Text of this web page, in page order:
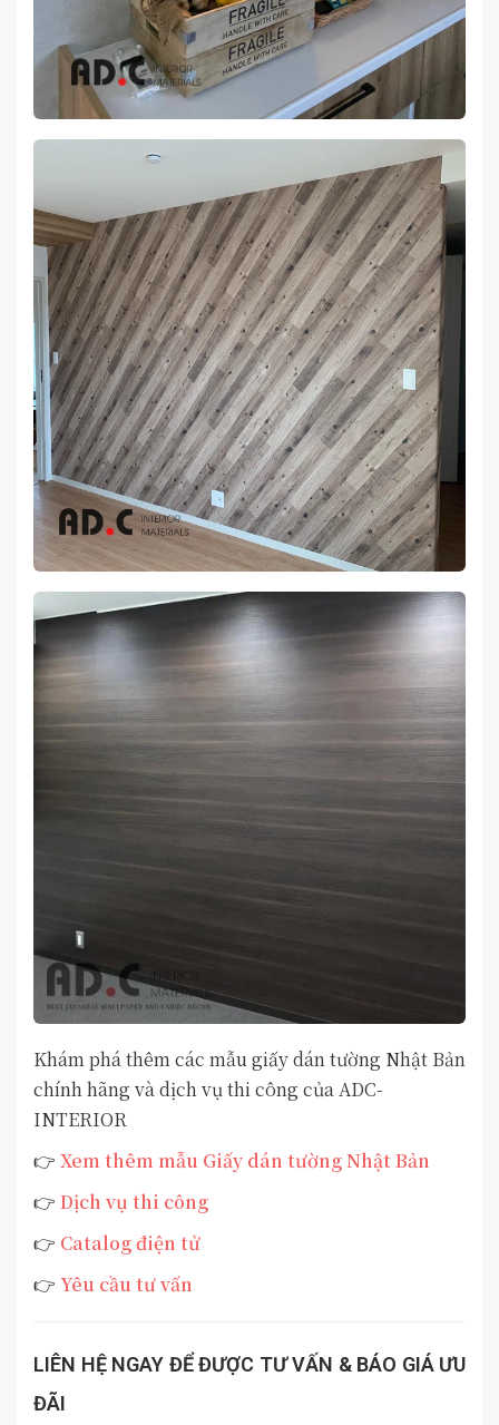
Khám phá thêm các mẫu giấy dán tường Nhật Bản
chính hãng và dịch vụ thi công của ADC-
INTERIOR
👉 Xem thêm mẫu Giấy dán tường Nhật Bản
👉 Dịch vụ thi công
👉 Catalog điện tử
👉 Yêu cầu tư vấn
LIÊN HỆ NGAY ĐỂ ĐƯỢC TƯ VẤN & BÁO GIÁ ƯU
ĐÃI